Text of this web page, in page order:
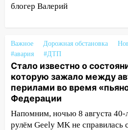
11:53
Стало известно о
«пьяного» ДТП на
11:29
Сергей Клопков
начальником
административно-
контроля
11:12 В Ульяновской
погиб один человек
блогер Валерий
Важное Дорожная обстановка
#авария
#ДТП
Стало известно о
которую зажало между
перилами во время
Федерации
Напомним, ночью 8 августа 40-
рулём Geely MK не справилась